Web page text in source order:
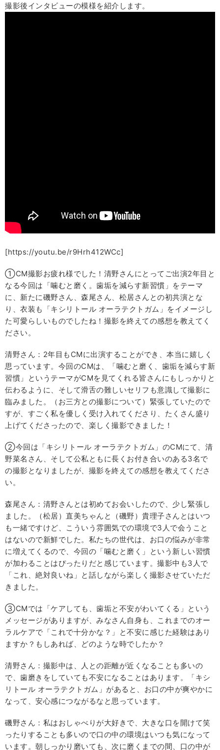
撮影後インタビューの模様を紹介します。
[https://youtu.be/r9Hrh412WCc]
①CM撮影お疲れ様でした！清野さんにとってご出演2年目と
なる今回は「噛むと磨く。歯垢を減らす新習慣」をテーマ
に、新たに磯野さん、森尾さん、松居さんとの初共演とな
り、衣装も「キシリトール オーラテクトガム」をイメージし
た可愛らしいものでしたね！撮影を終えての感想を教えてく
ださい。
清野さん：2年目もCMに出演することができ、本当に嬉しく
思っています。今回のCMは、「噛むと磨く、歯垢を減らす新
習慣」というテーマがCMを見てくれる皆さんにもしっかりと
伝わるように、そして滑舌の難しいセリフも意識して撮影に
臨みました。（お三方との撮影について）緊張していたので
すが、すごく私を優しく受け入れてくださり、たくさん盛り
上げてくださったので、楽しく撮影できました！
②今回は「キシリトール オーラテクトガム」のCMにて、清
野菜名さん、そして公私ともに長くお付き合いのある3名で
の撮影となりましたが、撮影を終えての感想を教えてくださ
い。
森尾さん：清野さんとは初めてお会いしたので、少し緊張し
ました。（松居）直美ちゃんと（磯野）貴理子さんとはいつ
も一緒ですけど、こういう雰囲気での環境で3人で会うこと
はないので新鮮でした。私たちの世代は、お口の悩みが非常
に増えてくるので、今回の「噛むと磨く」という新しい習慣
が加わることはぴったりだと感じています。撮影中も3人で
「これ、絶対良いね」と話しながら楽しく撮影させていただ
きました。
③CMでは「ケアしても、歯垢と不安がわいてくる」という
メッセージがありますが、みなさん自身も、これまでのオー
ラルケアで「これで十分かな？」と不安に感じた経験はあり
ますか？もしあれば、どのような時でしたか？
清野さん：撮影中は、人との距離が近くなることも多いの
で、歯磨きをしていても不安になることはあります。「キシ
リトール オーラテクトガム」があると、お口の中が爽やかに
なって、安心感につながるなと思っています。
磯野さん：私はおしゃべりが大好きで、大きな口を開けて笑
ったりすることも多いので口の中の環境はいつも気になって
います。朝しっかり磨いても、次に磨くまでの間、口の中が